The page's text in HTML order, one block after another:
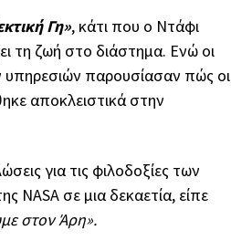
Γη», κάτι που ο Ντάφι
τη ζωή στο διάστημα. Ενώ οι
υπηρεσιών παρουσίασαν πώς οι
αποκλειστικά στην
για τις φιλοδοξίες των
NASA σε μια δεκαετία, είπε
στον Άρη».